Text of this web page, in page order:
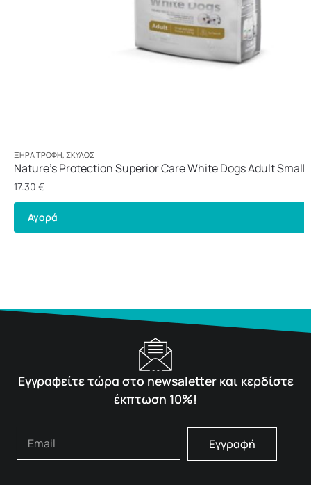
ΞΗΡΆ ΤΡΟΦΉ ΣΚΎΛΟΣ
Nature’s Protection Superior Care White Dogs Adult Small
1,5kg
17.30 €
Αγορά
Εγγραφείτε τώρα στο newsaletter και κερδίστε
έκπτωση 10%!
Εγγραφή